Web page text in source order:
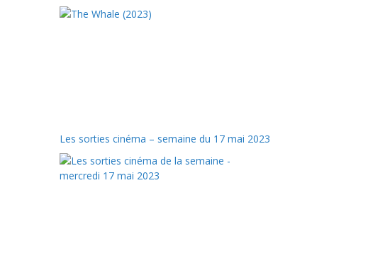
Les sorties cinéma – semaine du 17 mai 2023